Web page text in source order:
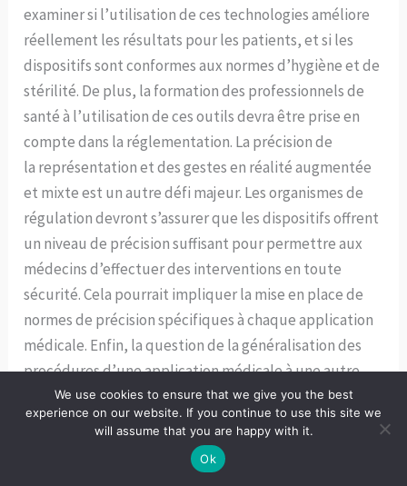
examiner si l’utilisation de ces technologies améliore
réellement les résultats pour les patients, et si les
dispositifs sont conformes aux normes d’hygiène et de
stérilité. De plus, la formation des professionnels de
santé à l’utilisation de ces outils devra être prise en
compte dans la réglementation. La précision de
la représentation et des gestes en réalité augmentée
et mixte est un autre défi majeur. Les organismes de
régulation devront s’assurer que les dispositifs offrent
un niveau de précision suffisant pour permettre aux
médecins d’effectuer des interventions en toute
sécurité. Cela pourrait impliquer la mise en place de
normes de précision spécifiques à chaque application
médicale. Enfin, la question de la généralisation des
procédures d’une application médicale à une autre
doit être abordée. Les régulateurs devront déterminer
si les dispositifs de XR peuvent être utilisés de
manière interchangeable entre différentes
applications, ou s’ils nécessitent des approbations
We use cookies to ensure that we give you the best
experience on our website. If you continue to use this site we
will assume that you are happy with it.
Ok